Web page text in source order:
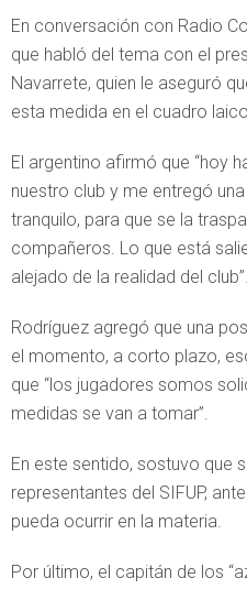
En conversación con Radio
que habló del tema con el
Navarrete, quien le aseguró
esta medida en el cuadro
El argentino afirmó que “hoy
nuestro club y me entregó
tranquilo, para que se la
compañeros. Lo que está
alejado de la realidad del club”.
Rodríguez agregó que una
el momento, a corto plazo,
que “los jugadores somos
medidas se van a tomar”.
En este sentido, sostuvo que
representantes del SIFUP,
pueda ocurrir en la materia.
Por último, el capitán de los